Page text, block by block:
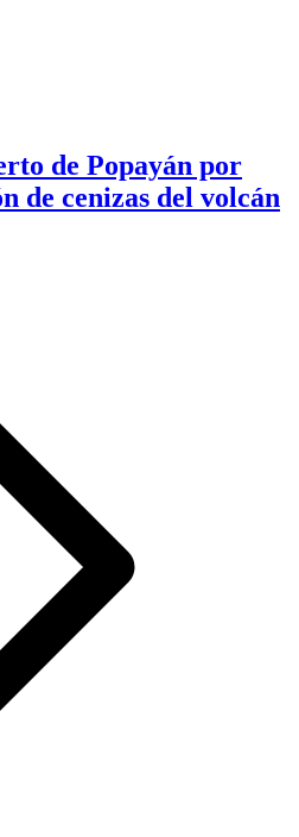
de Popayán por
de cenizas del volcán